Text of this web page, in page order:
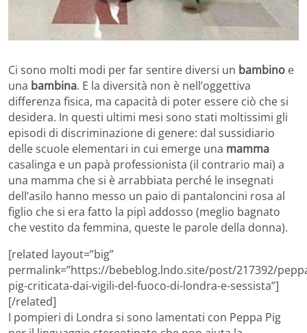
Ci sono molti modi per far sentire diversi un bambino e
una bambina. E la diversità non è nell’oggettiva
differenza fisica, ma capacità di poter essere ciò che si
desidera. In questi ultimi mesi sono stati moltissimi gli
episodi di discriminazione di genere: dal sussidiario
delle scuole elementari in cui emerge una mamma
casalinga e un papà professionista (il contrario mai) a
una mamma che si è arrabbiata perché le insegnati
dell’asilo hanno messo un paio di pantaloncini rosa al
figlio che si era fatto la pipì addosso (meglio bagnato
che vestito da femmina, queste le parole della donna).
[related layout=”big”
permalink=”https://bebeblog.lndo.site/post/217392/
pig-criticata-dai-vigili-del-fuoco-di-londra-e-sessista”]
[/related]
I pompieri di Londra si sono lamentati con Peppa Pig